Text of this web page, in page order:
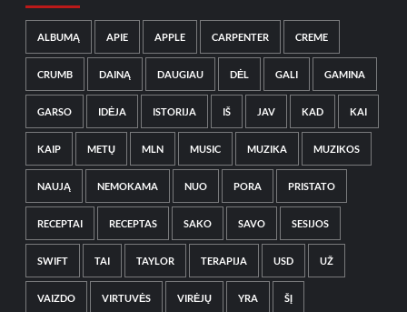
ALBUMĄ APIE APPLE CARPENTER CREME
CRUMB DAINĄ DAUGIAU DĖL GALI GAMINA
GARSO IDĖJA ISTORIJA IŠ JAV KAD KAI
KAIP METŲ MLN MUSIC MUZIKA MUZIKOS
NAUJĄ NEMOKAMA NUO PORA PRISTATO
RECEPTAI RECEPTAS SAKO SAVO SESIJOS
SWIFT TAI TAYLOR TERAPIJA USD UŽ
VAIZDO VIRTUVĖS VIRĖJŲ YRA ŠĮ